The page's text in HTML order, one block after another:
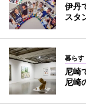
伊丹
スタ
暮らす
尼崎
尼崎